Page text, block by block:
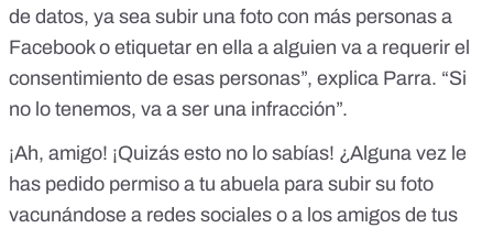
de datos, ya sea subir una foto con más personas a
Facebook o etiquetar en ella a alguien va a requerir el
consentimiento de esas personas”, explica Parra. “Si
no lo tenemos, va a ser una infracción”.
¡Ah, amigo! ¡Quizás esto no lo sabías! ¿Alguna vez le
has pedido permiso a tu abuela para subir su foto
vacunándose a redes sociales o a los amigos de tus